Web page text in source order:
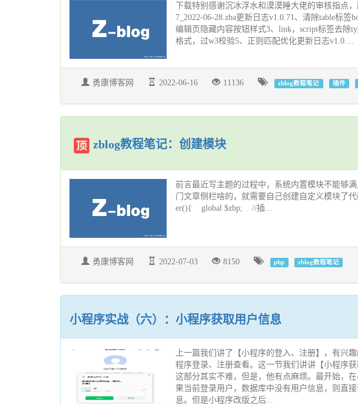
下载特别感谢沉冰浮水和漠漠睡大佬的审核指点，
7_2022-06-28.zba更新日志v1.0.71、清除table标
编辑页隐藏内容按钮样式3、link，script标签去除
格式，过w3校验5、正则匹配优化更新日志v1.0....
勇康博客网 2022-06-16 11136 zblog教程笔记 插件
zblog教程笔记：创建模块
前言最近写主题的过程中，系统内置模块不能够
门文章侧栏啥的，就需要自己创建自定义模块了代
er(){ global $zbp; //插...
勇康博客网 2022-07-03 8150 php zblog教程笔记
小程序实战（六）：小程序获取用户信息
上一篇我们讲了【小程序的登入、注册】，有兴
程序登录、注册查看。这一节我们讲讲【小程序
这部分其实不难，但是，他有点麻烦。最开始，在
果当前登录用户，数据库中没有用户信息，则直
息。但是小程序改版之后...